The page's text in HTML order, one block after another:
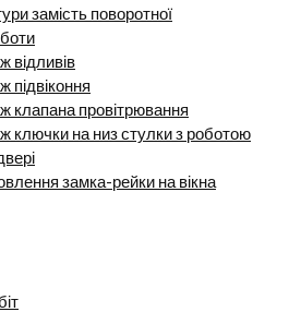
замість поворотної
відливів
підвіконня
клапана провітрювання
ключки на низ стулки з роботою
замка-рейки на вікна